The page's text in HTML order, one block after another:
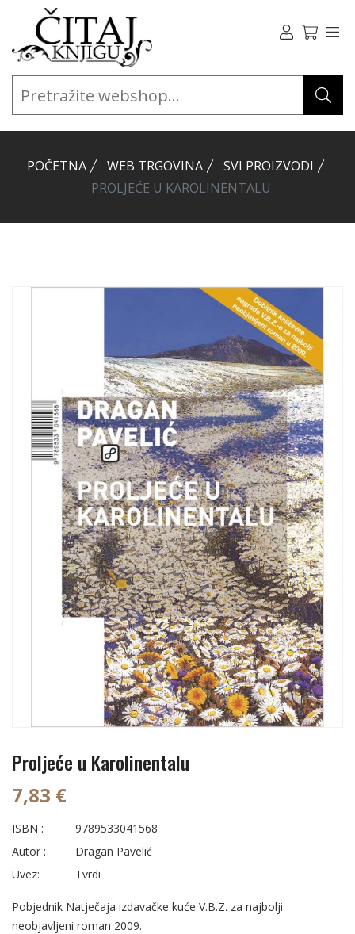
POČETNA WEB TRGOVINA
SVI PROIZVODI
PROLJEĆE U KAROLINENTALU
Proljeće u Karolinentalu
7,83 €
ISBN :
9789533041568
Autor :
Dragan Pavelić
Uvez:
Tvrdi
Pobjednik Natječaja izdavačke kuće V.B.Z. za najbolji
neobjavljeni roman 2009.